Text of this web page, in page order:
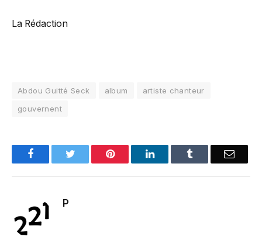
La Rédaction
Abdou Guitté Seck album
artiste chanteur
gouvernent
FacebookTwitter Pinterest LinkedInTumblr Email
P